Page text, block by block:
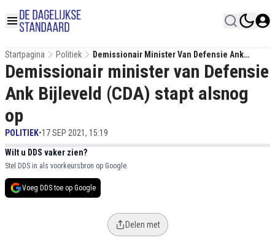
Startpagina Politiek
Demissionair Minister Van Defensie Ank
Bijleveld (CDA) Stapt Alsnog Op
Demissionair minister van Defensie
Ank Bijleveld (CDA) stapt alsnog
op
POLITIEK•17 SEP 2021, 15:19
Wilt u DDS vaker zien?
Stel DDS in als voorkeursbron op Google.
Voeg DDS toe op Google
Delen met